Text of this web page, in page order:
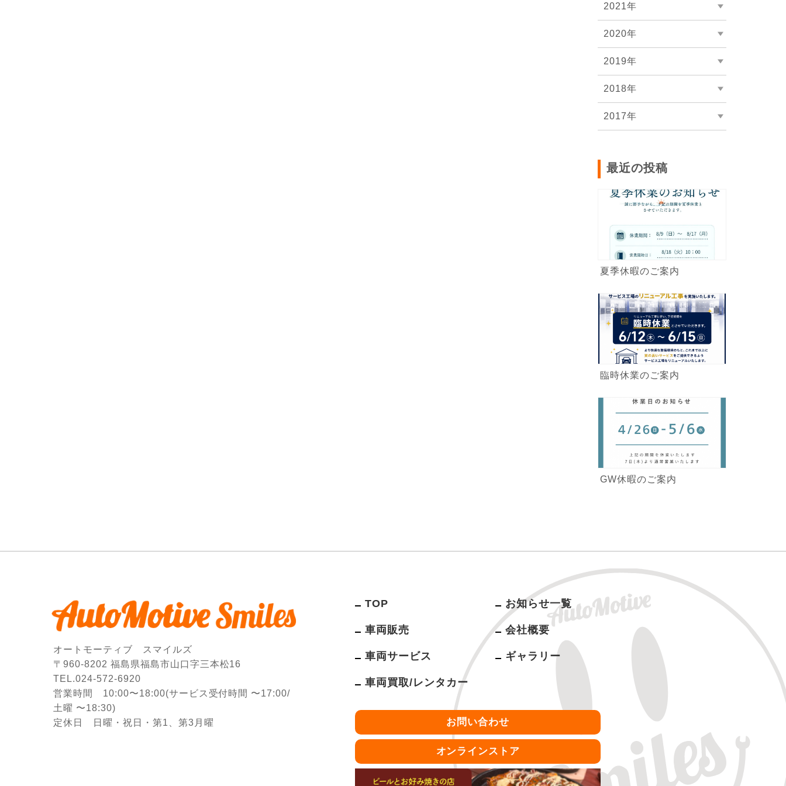
2021年
2020年
2019年
2018年
2017年
最近の投稿
夏季休暇のご案内
臨時休業のご案内
GW休暇のご案内
オートモーティブ スマイルズ
〒960-8202 福島県福島市山口字三本松16
TEL.024-572-6920
営業時間 10:00〜18:00(サービス受付時間 〜17:00/
土曜 〜18:30)
定休日 日曜・祝日・第1、第3月曜
TOP お知らせ一覧
車両販売 会社概要
車両サービス ギャラリー
車両買取/レンタカー
お問い合わせ
オンラインストア